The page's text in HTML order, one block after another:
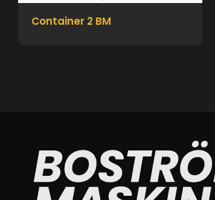
Container 2 BM